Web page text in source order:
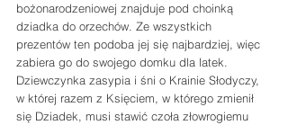
bożonarodzeniowej znajduje pod choinką
dziadka do orzechów. Ze wszystkich
prezentów ten podoba jej się najbardziej, więc
zabiera go do swojego domku dla latek.
Dziewczynka zasypia i śni o Krainie Słodyczy,
w której razem z Księciem, w którego zmienił
się Dziadek, musi stawić czoła złowrogiemu